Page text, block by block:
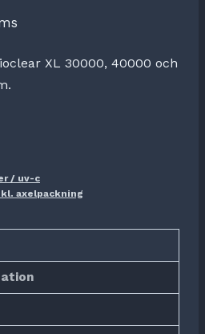
XL 30000, 40000 och
/ uv-c
axelpackning